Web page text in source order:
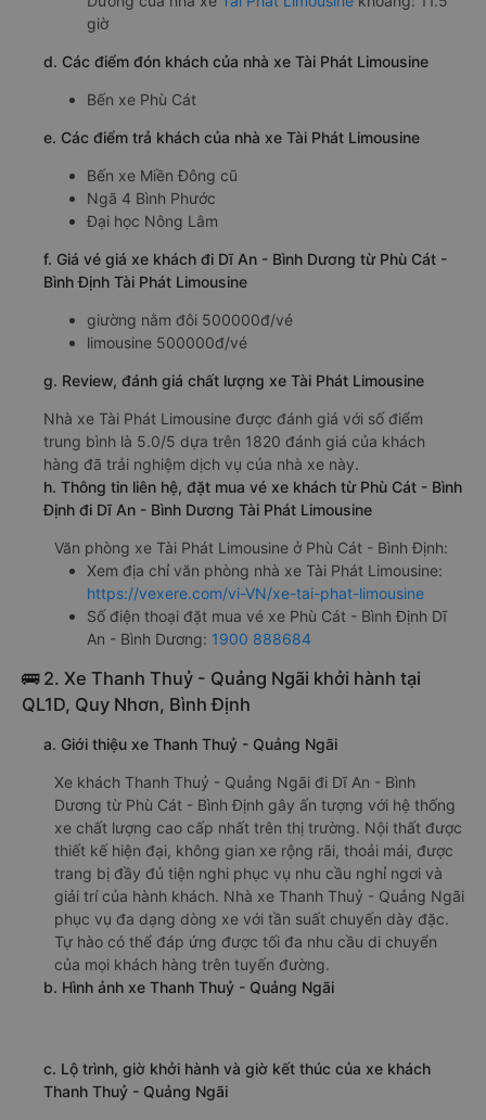
Giờ xuất phát ở Phù Cát - Bình Định: 17:45
Giờ đến nơi ở Dĩ An - Bình Dương: 05:15
Thời gian chạy từ Phù Cát - Bình Định đi Dĩ An - Bình
giờ
d. Các điểm đón khách của nhà xe Tài Phát Limousine
Bến xe Phù Cát
e. Các điểm trả khách của nhà xe Tài Phát Limousine
Bến xe Miền Đông cũ
Ngã 4 Bình Phước
f. Giá vé giá xe khách đi Dĩ An - Bình Dương từ Phù Cát -
limousine 500000đ/vé
g. Review, đánh giá chất lượng xe Tài Phát Limousine
Nhà xe Tài Phát Limousine được đánh giá với số điểm
trung bình là 5.0/5 dựa trên 1820 đánh giá của khách
hàng đã trải nghiệm dịch vụ của nhà xe này.
h. Thông tin liên hệ, đặt mua vé xe khách từ Phù Cát - Bình
Định đi Dĩ An - Bình Dương Tài Phát Limousine
Văn phòng xe Tài Phát Limousine ở Phù Cát - Bình Định:
Xem địa chỉ văn phòng nhà xe Tài Phát Limousine:
https://vexere.com/vi-VN/xe-tai-phat-limousine
Số điện thoại đặt mua vé xe Phù Cát - Bình Định Dĩ
An - Bình Dương: 1900 888684
🚌 2. Xe Thanh Thuỷ - Quảng Ngãi khởi hành tại
QL1D, Quy Nhơn, Bình Định
a. Giới thiệu xe Thanh Thuỷ - Quảng Ngãi
Xe khách Thanh Thuỷ - Quảng Ngãi đi Dĩ An - Bình
Dương từ Phù Cát - Bình Định gây ấn tượng với hệ thống
xe chất lượng cao cấp nhất trên thị trường. Nội thất được
thiết kế hiện đại, không gian xe rộng rãi, thoải mái, được
trang bị đầy đủ tiện nghi phục vụ nhu cầu nghỉ ngơi và
giải trí của hành khách. Nhà xe Thanh Thuỷ - Quảng Ngãi
phục vụ đa dạng dòng xe với tần suất chuyến dày đặc.
b. Hình ảnh xe Thanh Thuỷ - Quảng Ngãi